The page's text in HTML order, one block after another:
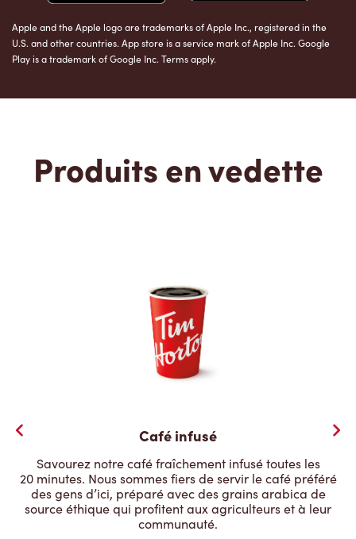
Apple and the Apple logo are trademarks of Apple Inc., registered in the
U.S. and other countries. App store is a service mark of Apple Inc. Google
Play is a trademark of Google Inc. Terms apply.
Produits en vedette
Café infusé
Savourez notre café fraîchement infusé toutes les
20 minutes. Nous sommes fiers de servir le café préféré
des gens d’ici, préparé avec des grains arabica de
source éthique qui profitent aux agriculteurs et à leur
communauté.